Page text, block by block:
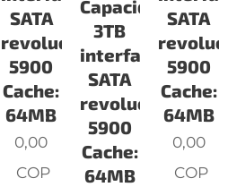
SATA
revoluciones:
5900
Cache:
64MB
0,00
COP
Capacidad:
3TB
interface
SATA
revoluciones:
5900
Cache:
64MB
SATA
5900
Cache:
64MB
0,00
COP